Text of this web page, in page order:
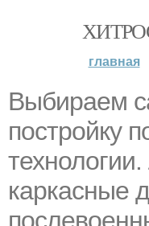
главная
Выбираем
постройку
каркасные